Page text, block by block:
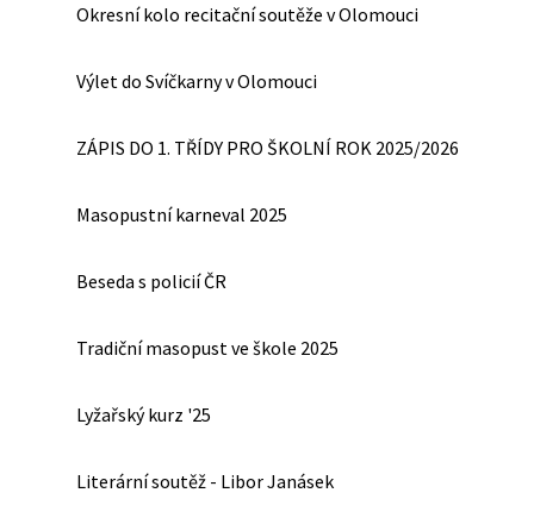
Okresní kolo recitační soutěže v Olomouci
Výlet do Svíčkarny v Olomouci
ZÁPIS DO 1. TŘÍDY PRO ŠKOLNÍ ROK 2025/2026
Masopustní karneval 2025
Beseda s policií ČR
Tradiční masopust ve škole 2025
Lyžařský kurz '25
Literární soutěž - Libor Janásek